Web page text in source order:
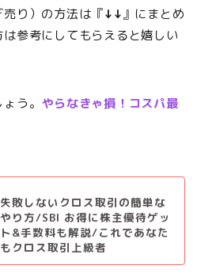
り）の方法は『↓↓』にまとめ
参考にしてもらえると嬉しい
う。 やらなきゃ損！コスパ最
失敗しないクロス取引の簡単な
やり方/SBI お得に株主優待ゲッ
ト&手数料も解説/これであなた
もクロス取引上級者